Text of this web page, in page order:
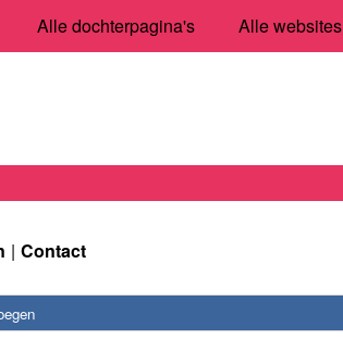
Alle dochterpagina's Alle websites
Contact